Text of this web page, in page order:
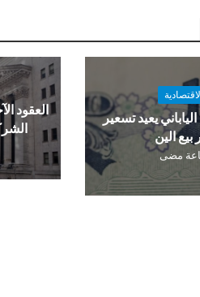
يعيد تسعير
الين
العقود